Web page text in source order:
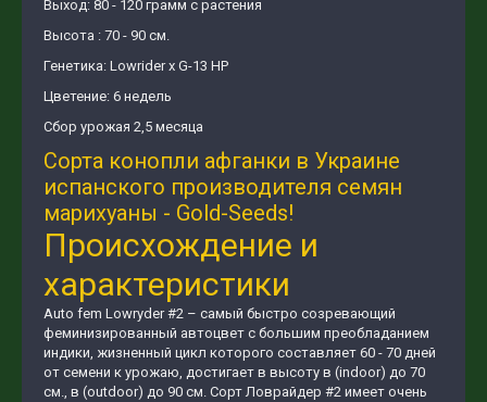
Выход: 80 - 120 грамм с растения
Высота : 70 - 90 см.
Генетика: Lowrider x G-13 HP
Цветение: 6 недель
Сбор урожая 2,5 месяца
Сорта конопли афганки в Украине
испанского производителя семян
марихуаны - Gold-Seeds!
Происхождение и
характеристики
Auto fem Lowryder #2 – самый быстро созревающий
феминизированный автоцвет с большим преобладанием
индики, жизненный цикл которого составляет 60 - 70 дней
от семени к урожаю, достигает в высоту в (indoor) до 70
см., в (outdoor) до 90 см. Сорт Ловрайдер #2 имеет очень